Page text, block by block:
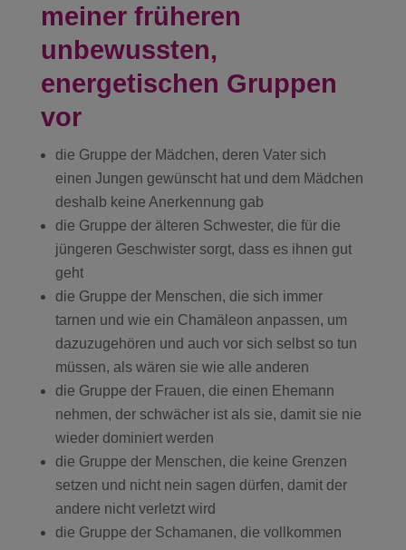
meiner früheren
unbewussten,
energetischen Gruppen
vor
die Gruppe der Mädchen, deren Vater sich
einen Jungen gewünscht hat und dem Mädchen
deshalb keine Anerkennung gab
die Gruppe der älteren Schwester, die für die
jüngeren Geschwister sorgt, dass es ihnen gut
geht
die Gruppe der Menschen, die sich immer
tarnen und wie ein Chamäleon anpassen, um
dazuzugehören und auch vor sich selbst so tun
müssen, als wären sie wie alle anderen
die Gruppe der Frauen, die einen Ehemann
nehmen, der schwächer ist als sie, damit sie nie
wieder dominiert werden
die Gruppe der Menschen, die keine Grenzen
setzen und nicht nein sagen dürfen, damit der
andere nicht verletzt wird
die Gruppe der Schamanen, die vollkommen